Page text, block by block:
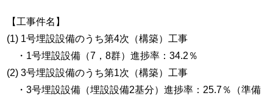
【工事件名】
(1) 1号埋設設備のうち第4次（構築）工事
・1号埋設設備（7，8群）進捗率：34.2％
(2) 3号埋設設備のうち第1次（構築）工事
・3号埋設設備（埋設設備2基分）進捗率：25.7％（準備